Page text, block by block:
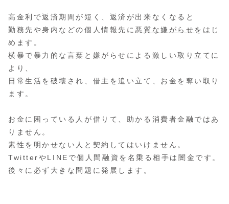
高金利で返済期間が短く、返済が出来なくなると
勤務先や身内などの個人情報先に 悪質な嫌がらせをはじ
めます。
横暴で暴力的な言葉と嫌がらせによる激しい取り立てに
より、
日常生活を破壊され、借主を追い立て、お金を奪い取り
ます。
お金に困っている人が借りて、助かる消費者金融ではあ
りません。
素性を明かせない人と契約してはいけません。
TwitterやLINEで個人間融資を名乗る相手は闇金です。
後々に必ず大きな問題に発展します。